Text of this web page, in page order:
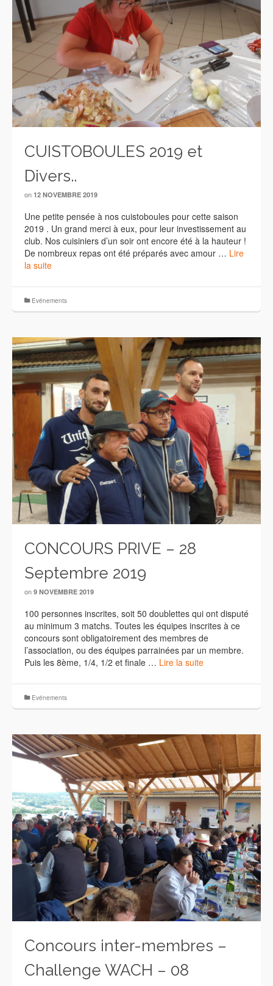
CUISTOBOULES 2019 et
Divers..
on 12 NOVEMBRE 2019
Une petite pensée à nos cuistoboules pour cette saison
2019 . Un grand merci à eux, pour leur investissement au
club. Nos cuisiniers d’un soir ont encore été à la hauteur !
De nombreux repas ont été préparés avec amour … Lire
la suite
Evénements
CONCOURS PRIVE – 28
Septembre 2019
on 9 NOVEMBRE 2019
100 personnes inscrites, soit 50 doublettes qui ont disputé
au minimum 3 matchs. Toutes les équipes inscrites à ce
concours sont obligatoirement des membres de
l’association, ou des équipes parrainées par un membre.
Puis les 8ème, 1/4, 1/2 et finale … Lire la suite
Evénements
Concours inter-membres –
Challenge WACH – 08